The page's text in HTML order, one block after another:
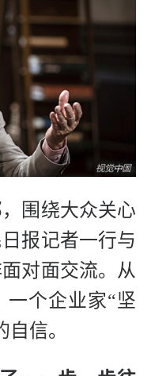
围绕大众关心
报记者一行与
对面交流。从
一个企业家“坚
信。